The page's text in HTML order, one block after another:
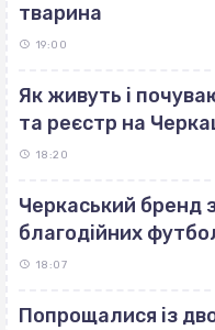
тварина
19:00
Як живуть і
та реєстр на
18:20
Черкаський бренд
благодійних
18:07
Попрощалися із